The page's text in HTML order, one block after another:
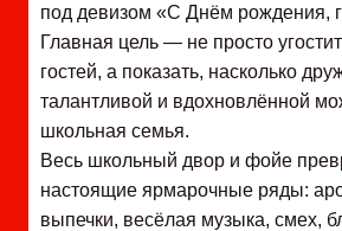
под девизом «С Днём рождения,
Главная цель — не просто
гостей, а показать, насколько
талантливой и вдохновлённой
школьная семья.
Весь школьный двор и фойе
настоящие ярмарочные ряды:
выпечки, весёлая музыка, смех,